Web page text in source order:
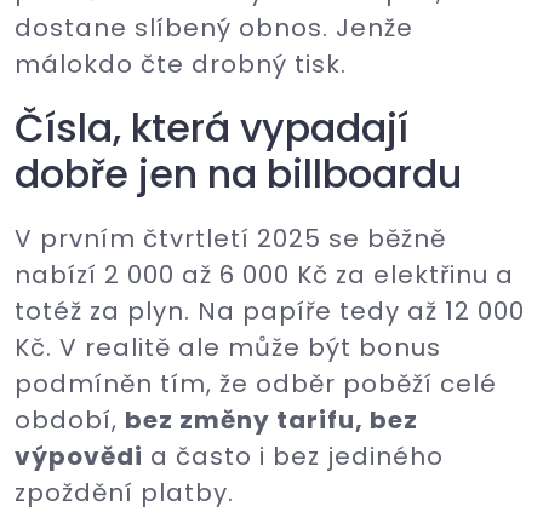
dostane slíbený obnos. Jenže
málokdo čte drobný tisk.
Čísla, která vypadají
dobře jen na billboardu
V prvním čtvrtletí 2025 se běžně
nabízí 2 000 až 6 000 Kč za elektřinu a
totéž za plyn. Na papíře tedy až 12 000
Kč. V realitě ale může být bonus
podmíněn tím, že odběr poběží celé
období, bez změny tarifu, bez
výpovědi a často i bez jediného
zpoždění platby.